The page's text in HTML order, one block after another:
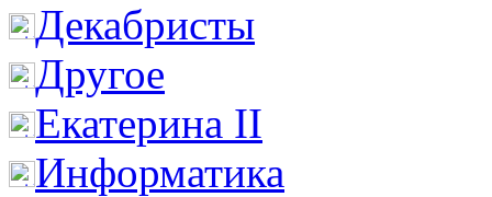
Декабристы
Другое
Екатерина II
Информатика